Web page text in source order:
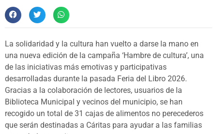
La solidaridad y la cultura han vuelto a darse la mano en
una nueva edición de la campaña ‘Hambre de cultura’, una
de las iniciativas más emotivas y participativas
desarrolladas durante la pasada Feria del Libro 2026.
Gracias a la colaboración de lectores, usuarios de la
Biblioteca Municipal y vecinos del municipio, se han
recogido un total de 31 cajas de alimentos no perecederos
que serán destinadas a Cáritas para ayudar a las familias